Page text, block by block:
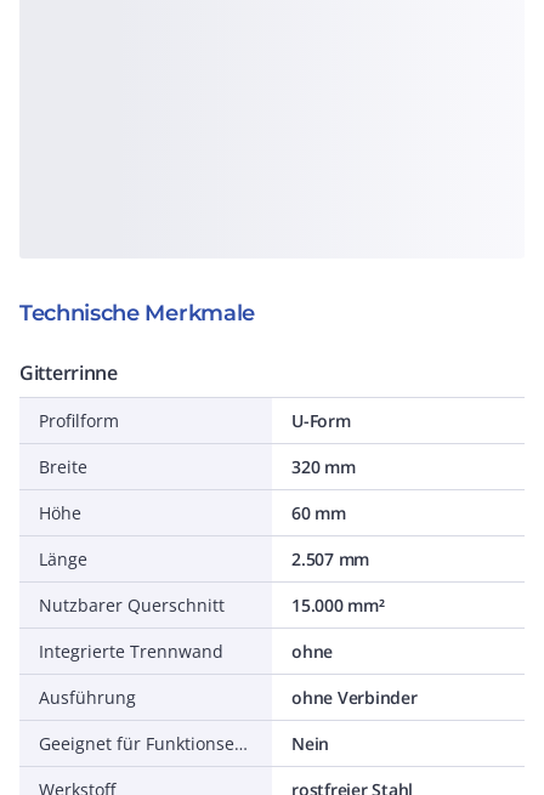
Technische Merkmale
Gitterrinne
Profilform
U-Form
Breite
320 mm
Höhe
60 mm
Länge
2.507 mm
Nutzbarer Querschnitt
15.000 mm²
Integrierte Trennwand
ohne
Ausführung
ohne Verbinder
Geeignet für Funktionserhalt
Nein
Werkstoff
rostfreier Stahl